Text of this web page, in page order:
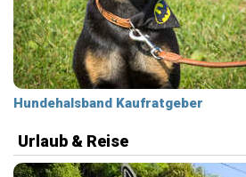
Hundehalsband Kaufratgeber
Urlaub & Reise